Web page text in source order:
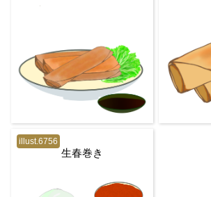
illust.6756
生春巻き